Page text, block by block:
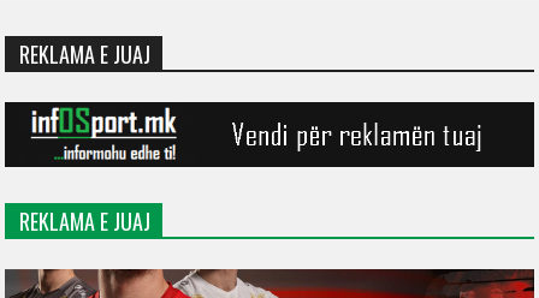
REKLAMA E JUAJ
REKLAMA E JUAJ